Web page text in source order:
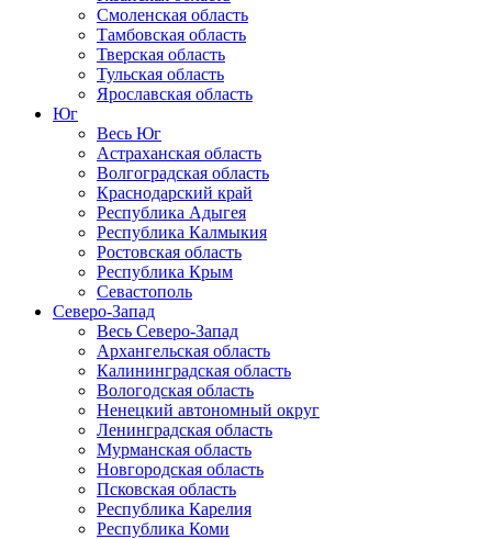
Смоленская область
Тамбовская область
Тверская область
Тульская область
Ярославская область
Юг
Весь Юг
Астраханская область
Волгоградская область
Краснодарский край
Республика Адыгея
Республика Калмыкия
Ростовская область
Республика Крым
Севастополь
Северо-Запад
Весь Северо-Запад
Архангельская область
Калининградская область
Вологодская область
Ненецкий автономный округ
Ленинградская область
Мурманская область
Новгородская область
Псковская область
Республика Карелия
Республика Коми